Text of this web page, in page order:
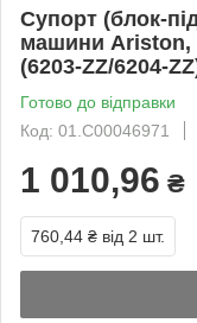
Супорт (блок-
машини Ariston,
(6203-ZZ/6204-
Готово до відправки
Код: 01.C00046971
1 010,96 ₴
760,44 ₴ від 2 шт.